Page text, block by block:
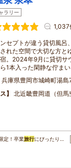
ラリー
1,037
セプトが違う貸切風呂
れた空間で大切な方と
。2024年9月に貸切サ
1本入った閑静な佇まい
兵庫県豊岡市城崎町湯
北近畿豊岡道（但
定！卒業旅行にぴったり…